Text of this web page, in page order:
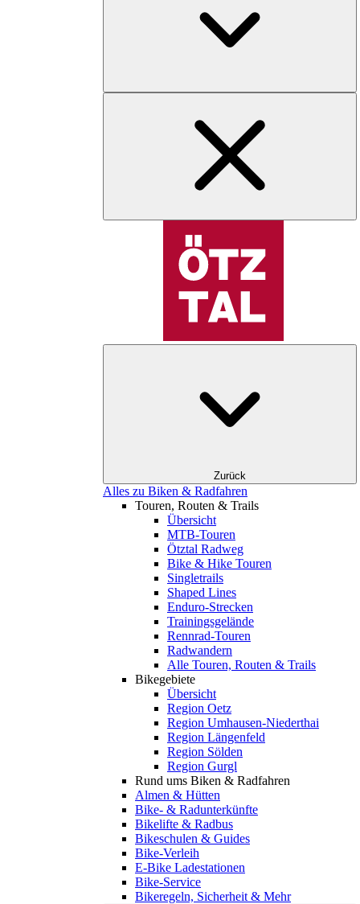
Zurück
Alles zu Biken & Radfahren
Touren, Routen & Trails
Übersicht
MTB-Touren
Ötztal Radweg
Bike & Hike Touren
Singletrails
Shaped Lines
Enduro-Strecken
Trainingsgelände
Rennrad-Touren
Radwandern
Alle Touren, Routen & Trails
Bikegebiete
Übersicht
Region Oetz
Region Umhausen-Niederthai
Region Längenfeld
Region Sölden
Region Gurgl
Rund ums Biken & Radfahren
Almen & Hütten
Bike- & Radunterkünfte
Bikelifte & Radbus
Bikeschulen & Guides
Bike-Verleih
E-Bike Ladestationen
Bike-Service
Bikeregeln, Sicherheit & Mehr